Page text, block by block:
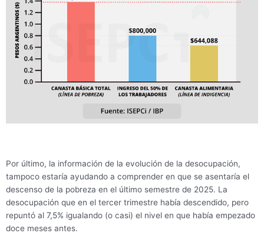
Por último, la información de la evolución de la desocupación,
tampoco estaría ayudando a comprender en que se asentaría el
descenso de la pobreza en el último semestre de 2025. La
desocupación que en el tercer trimestre había descendido, pero
repuntó al 7,5% igualando (o casi) el nivel en que había empezado
doce meses antes.